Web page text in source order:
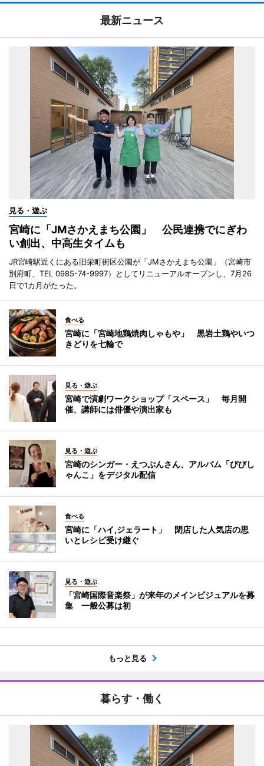
最新ニュース
見る・遊ぶ
宮崎に「JMさかえまち公園」 公民連携でにぎわ
い創出、中高生タイムも
JR宮崎駅近くにある旧栄町街区公園が「JMさかえまち公園」（宮崎市
別府町、TEL 0985-74-9997）としてリニューアルオープンし、7月26
日で1カ月がたった。
食べる
宮崎に「宮崎地鶏焼肉しゃもや」 黒岩土鶏やいつ
きどりを七輪で
見る・遊ぶ
宮崎で演劇ワークショップ「スペース」 毎月開
催、講師には俳優や演出家も
見る・遊ぶ
宮崎のシンガー・えつぷんさん、アルバム「びびし
ゃんこ」をデジタル配信
食べる
宮崎に「ハイ,ジェラート」 閉店した人気店の思
いとレシピ受け継ぐ
見る・遊ぶ
「宮崎国際音楽祭」が来年のメインビジュアルを募
集 一般公募は初
もっと見る
暮らす・働く